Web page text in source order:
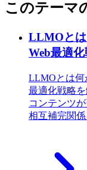
このテーマ
LLMOとは
Web最適
LLMOとは何
最適化戦略を
コンテンツ
相互補完関係